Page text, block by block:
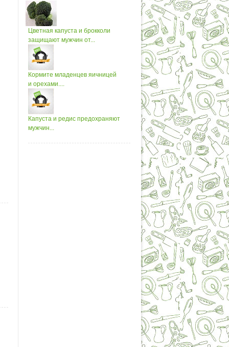
Цветная капуста и брокколи
защищают мужчин от...
Кормите младенцев яичницей
и орехами....
Капуста и редис предохраняют
мужчин...